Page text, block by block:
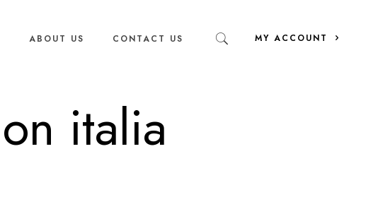
ABOUT US CONTACT US MY ACCOUNT
italia